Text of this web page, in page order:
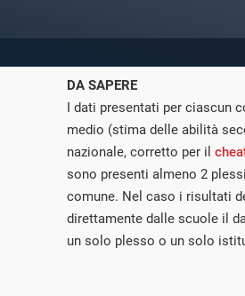
DA SAPERE
I dati presentati per ciascun
medio (stima delle abilità
nazionale, corretto per il
sono presenti almeno 2
comune. Nel caso i risultati
direttamente dalle scuole il
un solo plesso o un solo